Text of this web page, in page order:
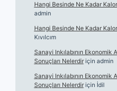
Hangi Besinde Ne Kadar
admin
Hangi Besinde Ne Kadar
Kıvılcım
Sanayi Inkılabının Ekonomik
Sonuçları Nelerdiriçin admin
Sanayi Inkılabının Ekonomik
Sonuçları Nelerdiriçin İdil